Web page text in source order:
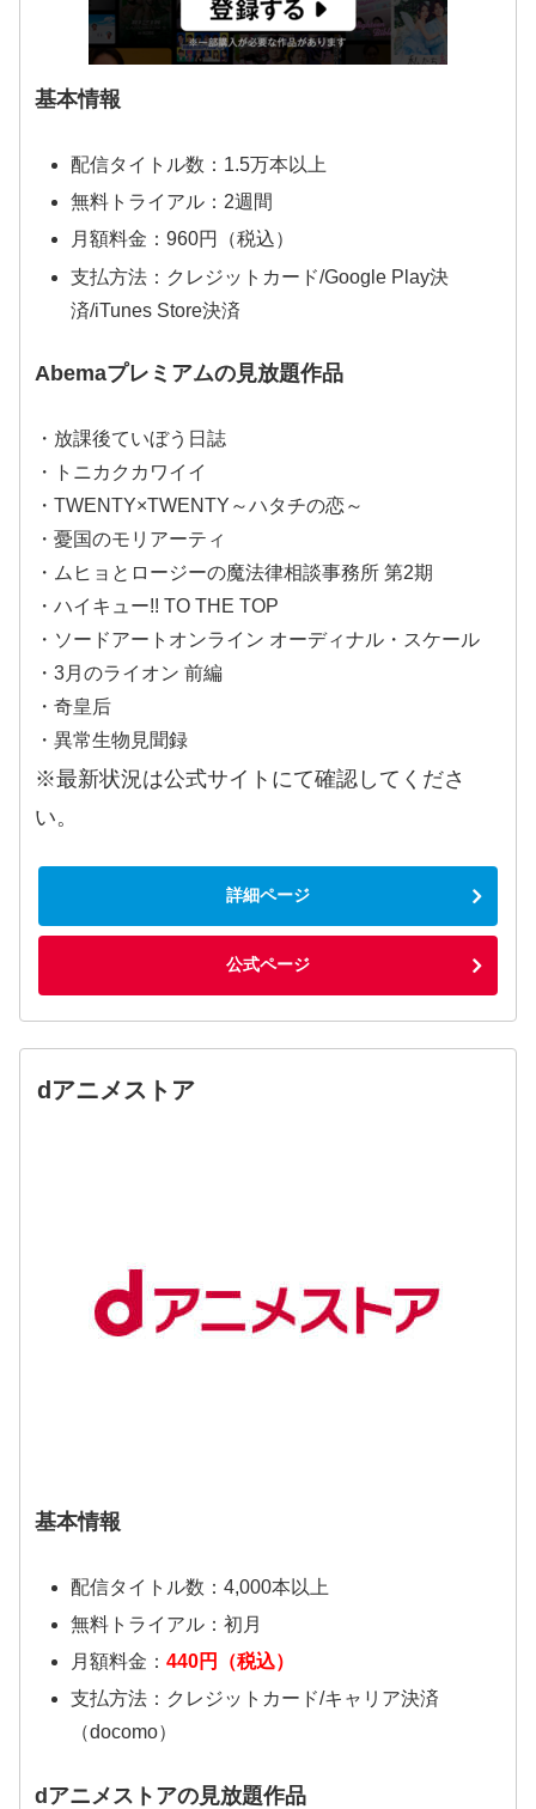
基本情報
配信タイトル数：1.5万本以上
無料トライアル：2週間
月額料金：960円（税込）
支払方法：クレジットカード/Google Play決
済/iTunes Store決済
Abemaプレミアムの見放題作品
・放課後ていぼう日誌
・トニカクカワイイ
・TWENTY×TWENTY～ハタチの恋～
・憂国のモリアーティ
・ムヒョとロージーの魔法律相談事務所 第2期
・ハイキュー!! TO THE TOP
・ソードアートオンライン オーディナル・スケール
・3月のライオン 前編
・奇皇后
・異常生物見聞録
※最新状況は公式サイトにて確認してくださ
い。
詳細ページ
公式ページ
dアニメストア
基本情報
配信タイトル数：4,000本以上
無料トライアル：初月
月額料金： 440円（税込）
支払方法：クレジットカード/キャリア決済
（docomo）
dアニメストアの見放題作品